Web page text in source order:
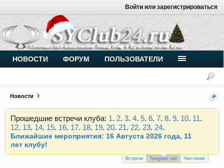
Войти или зарегистрироваться
Новости
Внимание, новые участники нашего клуба!
Основное общение происходит вTelegram-чате.
Присоединяйтесь.
Чип-тюнинг (прошивка) дизелей от
Vahmurka
12.13.14.15.16.17.18.19.20.21.22.23.24.
Ближайшие мероприятия: 16 Августа 2026 года, 11
лет клубу!
Внимание, новые участники нашего клуба!
Основное общение происходит вTelegram-чате.
Встречи Telegram чат Чип-тюниг
НОВОСТИ ФОРУМ ПОЛЬЗОВАТЕЛИ